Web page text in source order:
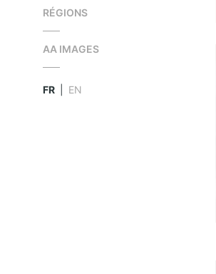
RÉGIONS
AA IMAGES
FR EN